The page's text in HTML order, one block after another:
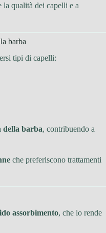
la qualità dei capelli e a
barba
tipi di capelli:
della barba, contribuendo a
che preferiscono trattamenti
assorbimento, che lo rende